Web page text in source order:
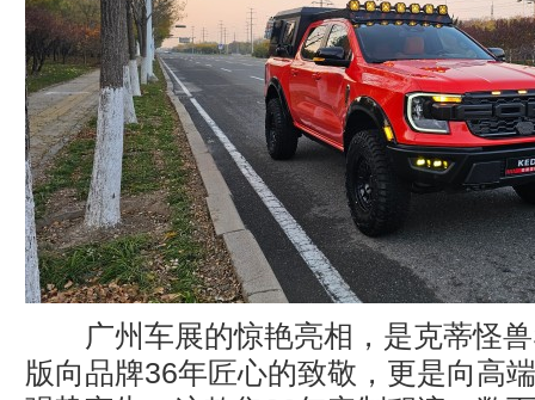
广州车展的惊艳亮相，是克蒂怪兽
版向品牌36年匠心的致敬，更是向高